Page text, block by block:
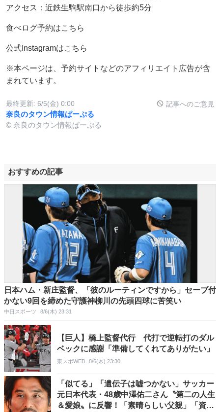
アクセス：近鉄生駒駅南口から徒歩約5分
食べログ予約はこちら
公式Instagramはこちら
※本ページは、予約サイトなどのアフィリエイト広告が含
まれています。
最終更新: 6/5(金) 0:00 記事へのご意見
奈良のタウン情報ぱーぷる
© 奈良のタウン情報ぱーぷる
おすすめの記事
日本ハム・新庄監督、「彼のルーティンですから」セーブ付
かない9回を締めた守護神柳川の先頭四球に苦笑い
中日スポーツ 8/6(木) 23:31
【巨人】橋上監督代行 代打で逆転打のダル
ベックに感謝「準備してくれてありがたい」
東スポWEB 8/6(木) 23:30
「似てる」「遺伝子は嘘つかない」サッカー
元日本代表・48歳中澤佑二さん〝第二の人生
＆愛娘〟に反響！「素晴らしい父親」「資格